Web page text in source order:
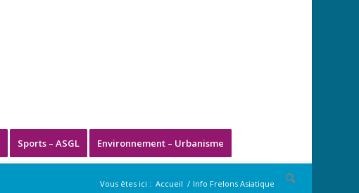
Sports – ASGL Environnement – Urbanisme
Vous êtes ici : Accueil / Info Frelons Asiatique